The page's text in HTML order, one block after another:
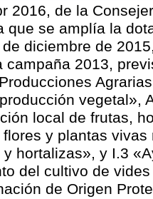
2016, de la
que se amplía la
diciembre de
campaña 2013,
vegetal»,
local de frutas,
y plantas
y hortalizas», y I.3
del cultivo de
de Origen